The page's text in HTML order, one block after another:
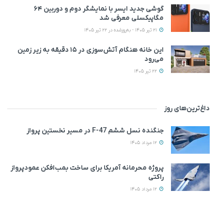
گوشی جدید ایسر با نمایشگر دوم و دوربین ۶۴
مگاپیکسلی معرفی شد
این خانه‌ هنگام آتش‌سوزی در ۱۵ دقیقه به زیر زمین
می‌رود
داغ‌ترین‌های روز
جنگنده نسل ششم F-47 در مسیر نخستین پرواز
پروژه محرمانه آمریکا برای ساخت بمب‌افکن عمودپرواز
راکتی